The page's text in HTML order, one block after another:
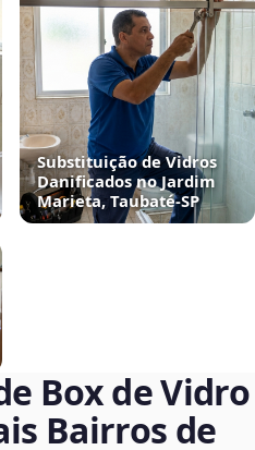
Substituição de Vidros
Danificados no Jardim
Marieta, Taubaté‑SP
Box de Vidro
Bairros de